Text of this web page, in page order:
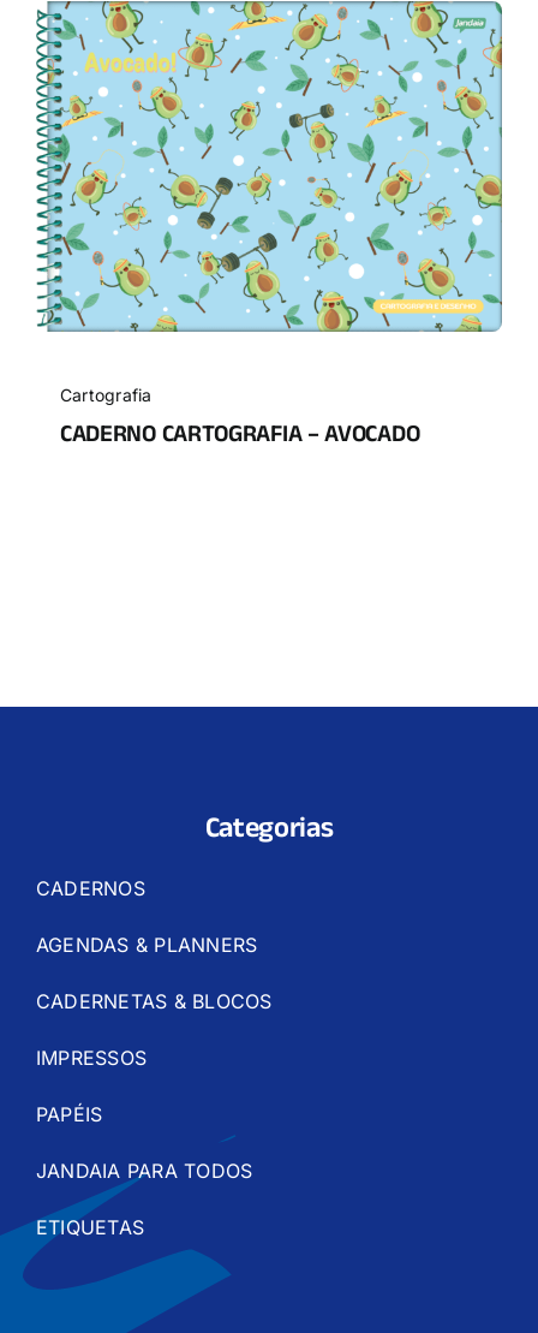
Cartografia
CADERNO CARTOGRAFIA – AVOCADO
Categorias
CADERNOS
AGENDAS & PLANNERS
CADERNETAS & BLOCOS
IMPRESSOS
PAPÉIS
JANDAIA PARA TODOS
ETIQUETAS